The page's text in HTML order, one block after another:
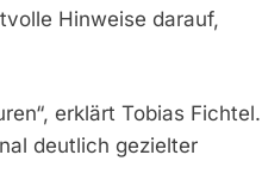
Hinweise darauf,
erklärt Tobias Fichtel.
deutlich gezielter